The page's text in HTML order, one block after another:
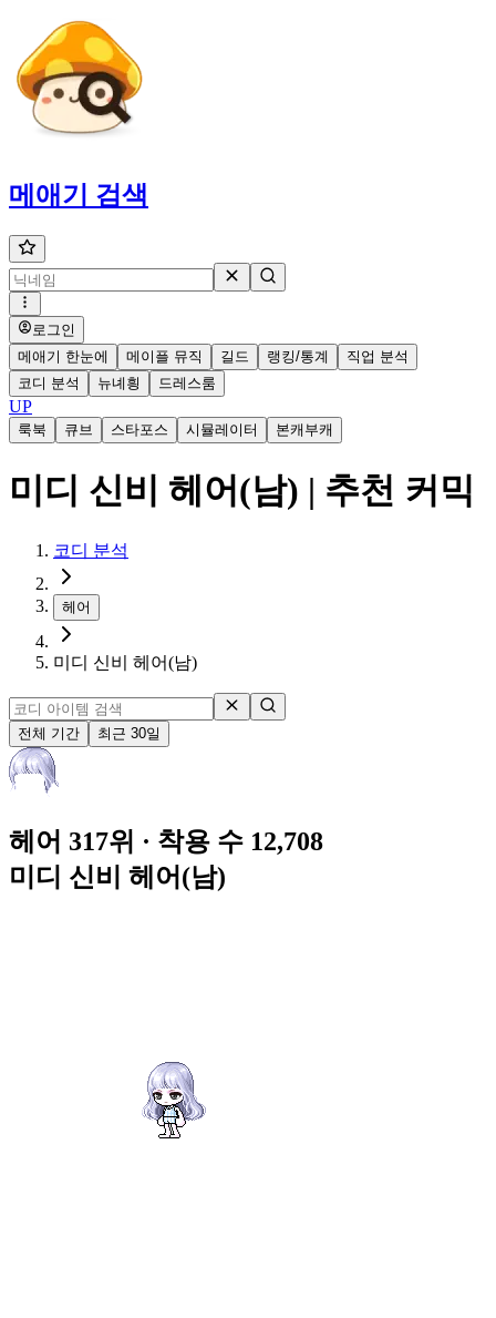
메애기 검색
로그인
메애기 한눈에
메이플 뮤직 길드 랭킹/통계
직업 분석
코디 분석
뉴녜힁 드레스룸
UP
룩북 큐브 스타포스 시뮬레이터 본캐부캐
미디 신비 헤어(남) | 추천 커믹
코디 분석
헤어
미디 신비 헤어(남)
전체 기간 최근 30일
헤어 317위 · 착용 수 12,708
미디 신비 헤어(남)